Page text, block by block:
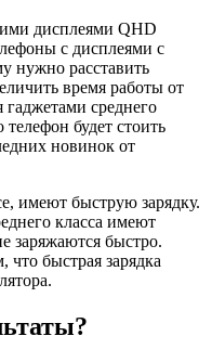
дисплеями QHD
с дисплеями с
нужно расставить
время работы от
гаджетами среднего
телефон будет стоить
новинок от
имеют быструю зарядку.
класса имеют
заряжаются быстро.
что быстрая зарядка